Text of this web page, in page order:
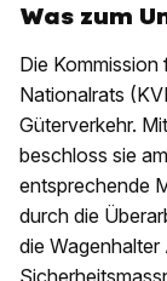
Was zum
Die Kommission
Nationalrats
Güterverkehr.
beschloss sie
entsprechende
durch die
die